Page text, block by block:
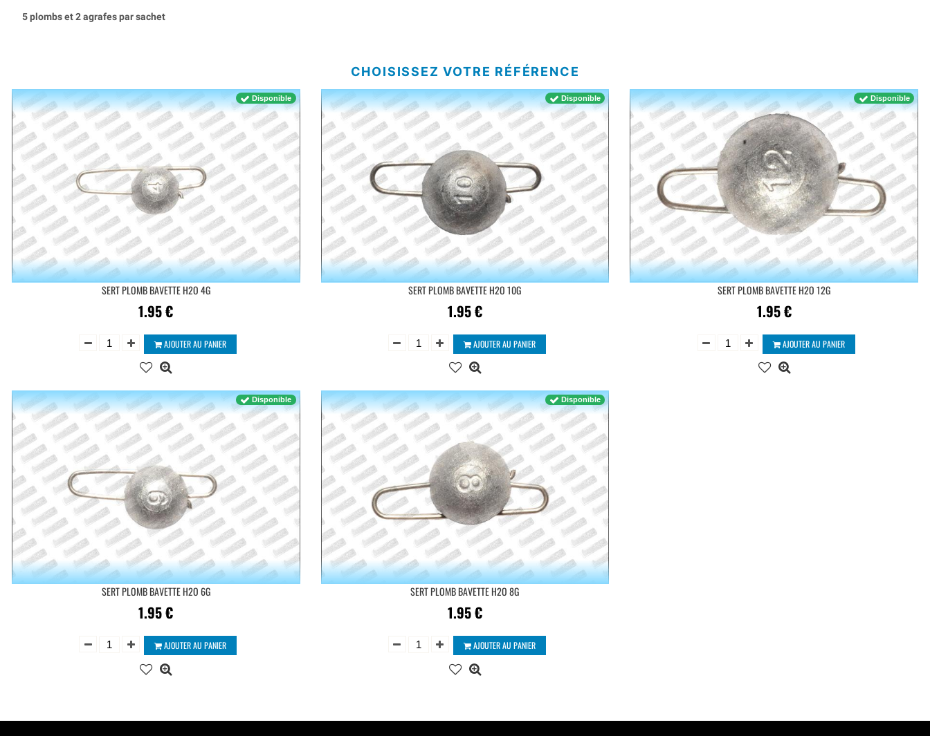
5 plombs et 2 agrafes par sachet
CHOISISSEZ VOTRE RÉFÉRENCE
SERT PLOMB BAVETTE H2O 4G
1.95€
Disponible
AJOUTER AU PANIER
SERT PLOMB BAVETTE H2O 10G
1.95€
Disponible
AJOUTER AU PANIER
SERT PLOMB BAVETTE H2O 12G
1.95€
Disponible
AJOUTER AU PANIER
SERT PLOMB BAVETTE H2O 6G
1.95€
Disponible
AJOUTER AU PANIER
SERT PLOMB BAVETTE H2O 8G
1.95€
Disponible
AJOUTER AU PANIER